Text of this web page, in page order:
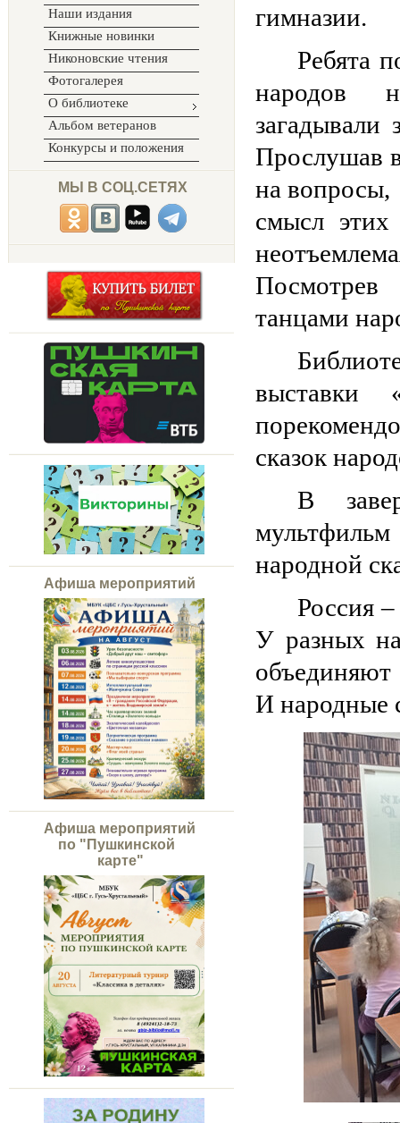
Наши издания
Книжные новинки
Никоновские чтения
Фотогалерея
О библиотеке
Альбом ветеранов
Конкурсы и положения
МЫ В СОЦ.СЕТЯХ
Афиша мероприятий
Афиша мероприятий
по "Пушкинской
карте"
гимназии.
Ребята
народов
загадывали
Прослушав
на вопросы,
смысл
танцами
сказок
В
народной
Россия
У разных
И народные